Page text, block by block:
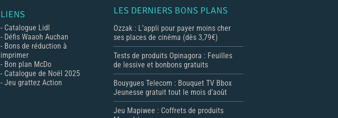
LIENS
- Catalogue Lidl
- Défis Waaoh Auchan
- Bons de réduction à
imprimer
- Bon plan McDo
- Catalogue de Noël 2025
- Jeu grattez Action
LES DERNIERS BONS PLANS
Ozzak : L’appli pour payer moins cher
ses places de cinéma (dès 3,79€)
Tests de produits Opinagora : Feuilles
de lessive et bonbons gratuits
Bouygues Telecom : Bouquet TV Bbox
Jeunesse gratuit tout le mois d’août
Jeu Mapiwee : Coffrets de produits